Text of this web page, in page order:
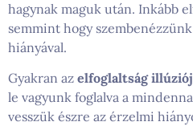
hagynak maguk után. Inkább
semmint hogy
hiányával.
Gyakran az elfoglaltság
le vagyunk foglalva a
vesszük észre az érzelmi